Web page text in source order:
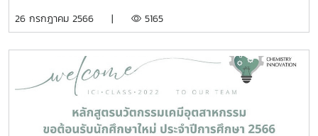
มัธยมศึกษาปีที่ 3 จากโรงเรียนแม่ริมวิทยาคม จำนวน 59 คน
พลังงานทดแทน โดยนักเรียนได้ฝึกปฏิบัติการผลิตไบโอดีเซลจาก
น้ำมันพืชและน้ำมันหมู ณ ห้องปฏิบัติการ 3206 อาคารจุฬาภรณ์
คณะวิทยาศาสตร์ และเข้าไปศึกษาดูงานเครื่องมือวิทยาศาสตร์ชั้น
สูง ณ ศูนย์บริการวิชาการด้านวิทยาศาสตร์และเทคโนโลยี ชั้น 1
ตึก 60 ปี คณะวิทยาศาสตร์ มหาวิทยาลัยแม่โจ้
26 กรกฎาคม 2566 | 5165